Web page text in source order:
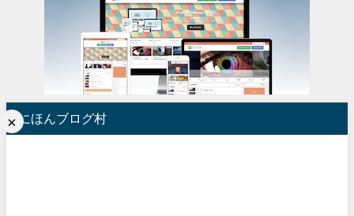
にほんブログ村
×